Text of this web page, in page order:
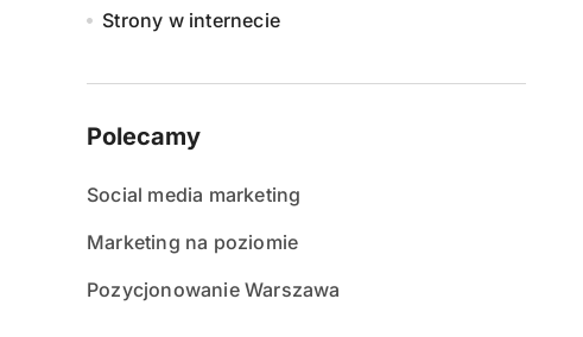
Strony w internecie
Polecamy
Social media marketing
Marketing na poziomie
Pozycjonowanie Warszawa